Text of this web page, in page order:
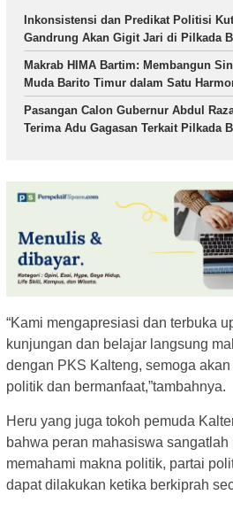
Inkonsistensi dan Predikat Politisi
Gandrung Akan Gigit Jari di Pilkada
Makrab HIMA Bartim: Membangun
Muda Barito Timur dalam Satu
Pasangan Calon Gubernur Abdul
Terima Adu Gagasan Terkait Pilkada
“Kami mengapresiasi dan terbuka
kunjungan dan belajar langsung
dengan PKS Kalteng, semoga
politik dan bermanfaat,”tambahnya.
Heru yang juga tokoh pemuda
bahwa peran mahasiswa sangatlah
memahami makna politik, partai
dapat dilakukan ketika berkiprah